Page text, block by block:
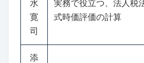
水
寛
司
実務で役立つ、法人税
式時価評価の計算
添